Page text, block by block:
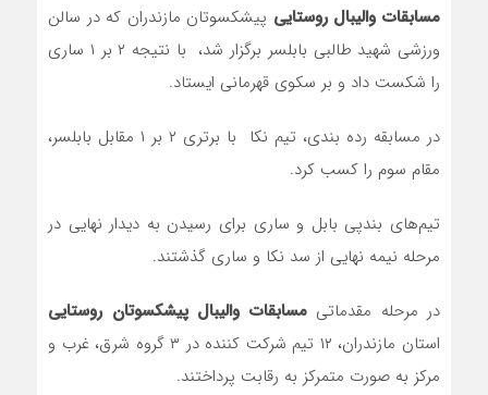
مسابقات والیبال روستایی پیشکسوتان مازندران که در سالن
ورزشی شهید طالبی بابلسر برگزار شد، با نتیجه ۲ بر ۱ ساری
را شکست داد و بر سکوی قهرمانی ایستاد.
در مسابقه رده بندی، تیم نکا با برتری ۲ بر ۱ مقابل بابلسر،
مقام سوم را کسب کرد.
تیم‌های بندپی بابل و ساری برای رسیدن به دیدار نهایی در
مرحله نیمه نهایی از سد نکا و ساری گذشتند.
در مرحله مقدماتیمسابقات والیبال پیشکسوتان روستایی
استان مازندران، ۱۲ تیم شرکت کننده در ۳ گروه شرق، غرب و
مرکز به صورت متمرکز به رقابت پرداختند.